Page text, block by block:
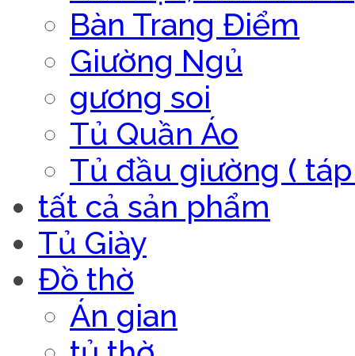
Bàn Trang Điểm
Giường Ngủ
gương soi
Tủ Quần Áo
Tủ đầu giường (
tất cả sản phẩm
Tủ Giày
Đồ thờ
Án gian